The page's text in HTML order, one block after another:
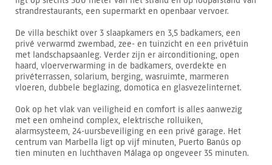
strandrestaurants, een supermarkt en openbaar vervoer.
De villa beschikt over 3 slaapkamers en 3,5 badkamers, een
privé verwarmd zwembad, zee- en tuinzicht en een privétuin
met landschapsaanleg. Verder zijn er airconditioning, open
haard, vloerverwarming in de badkamers, overdekte en
privéterrassen, solarium, berging, wasruimte, marmeren
vloeren, dubbele beglazing, domotica en glasvezelinternet.
Ook op het vlak van veiligheid en comfort is alles aanwezig
met een omheind complex, elektrische rolluiken,
alarmsysteem, 24-uursbeveiliging en een privé garage. Het
centrum van Marbella ligt op vijf minuten, Puerto Banús op
tien minuten en luchthaven Málaga op ongeveer 35 minuten.